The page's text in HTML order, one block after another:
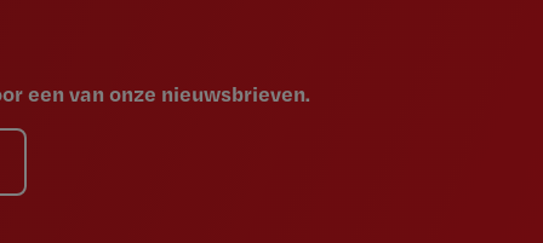
een van onze nieuwsbrieven.